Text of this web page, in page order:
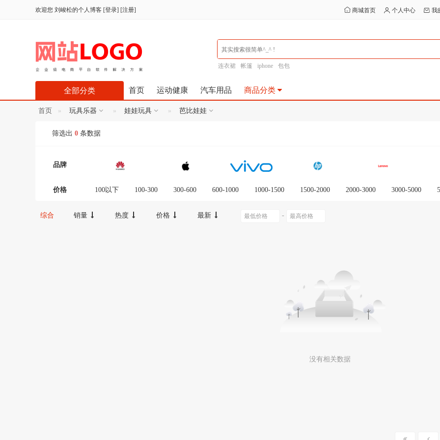
欢迎您 刘峻松的个人博客 [登录] [注册] 商城首页 个人中心 我
连衣裙 帐篷 iphone 包包
首页 运动健康 汽车用品 商品分类
全部分类
首页 玩具乐器 娃娃玩具 芭比娃娃
筛选出 0 条数据
品牌
价格 100以下 100-300 300-600 600-1000 1000-1500 1500-2000 2000-3000 3000-5000
综合 销量 热度 价格 最新 -
没有相关数据